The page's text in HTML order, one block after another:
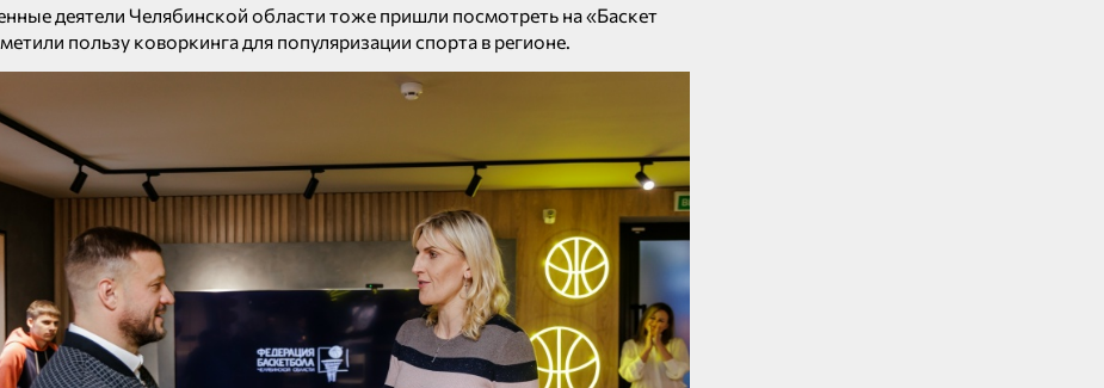
деятели Челябинской области тоже пришли посмотреть на «Баскет
пользу коворкинга для популяризации спорта в регионе.